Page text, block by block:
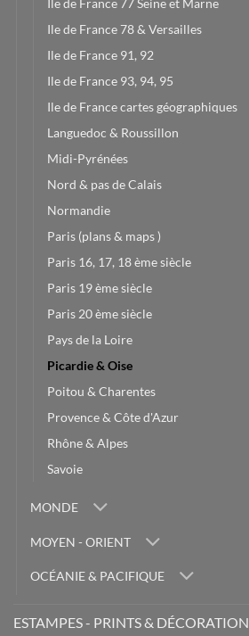
Ile de France 77 Seine et Marne
Ile de France 78 & Versailles
Ile de France 91, 92
Ile de France 93, 94, 95
Ile de France cartes géographiques
Languedoc & Roussillon
Midi-Pyrénées
Nord & pas de Calais
Normandie
Paris (plans & maps )
Paris 16, 17, 18 ème siècle
Paris 19 ème siècle
Paris 20 ème siècle
Pays de la Loire
Picardie & Oise
Poitou & Charentes
Provence & Côte d'Azur
Rhône & Alpes
Savoie
MONDE
MOYEN - ORIENT
OCÉANIE & PACIFIQUE
ESTAMPES - PRINTS & DÉCORATION